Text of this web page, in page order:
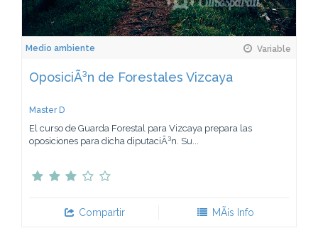
Medio ambiente Variable
OposiciÃ³n de Forestales Vizcaya
Master D
El curso de Guarda Forestal para Vizcaya prepara las
oposiciones para dicha diputaciÃ³n. Su...
Compartir MÃ¡s Info